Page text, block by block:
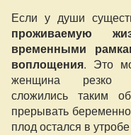
Если у души
проживаемую
временными
воплощения. Это
женщина резко
сложились таким
прерывать
плод остался в